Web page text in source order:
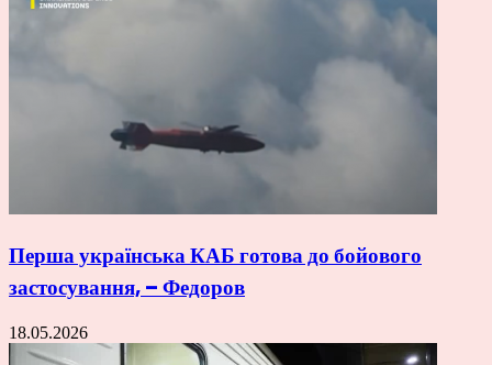
Перша українська КАБ готова до бойового
застосування, – Федоров
18.05.2026